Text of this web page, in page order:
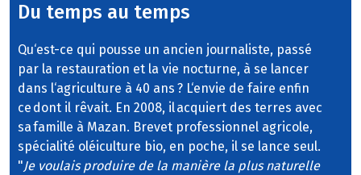
Du temps au temps
Qu‘est-ce qui pousse un ancien journaliste, passé
par la restauration et la vie nocturne, à se lancer
dans l‘agriculture à 40 ans ? L‘envie de faire enfin
ce dont il rêvait. En 2008, il acquiert des terres avec
sa famille à Mazan. Brevet professionnel agricole,
spécialité oléiculture bio, en poche, il se lance seul.
"Je voulais produire de la manière la plus naturelle